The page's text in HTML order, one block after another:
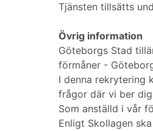
Tjänsten tillsätts
Övrig information
Göteborgs Stad
förmåner -
I denna rekrytering
frågor där vi ber
Som anställd i vår
Enligt Skollagen